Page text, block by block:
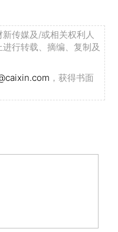
传媒及/或相关权利人
行转载、摘编、复制及
，获得书面